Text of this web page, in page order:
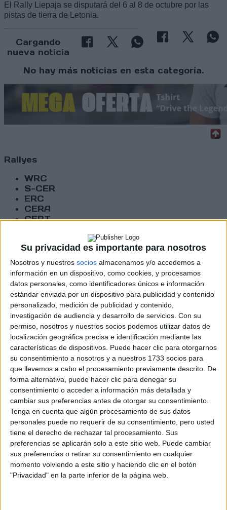
Su privacidad es importante para nosotros
Nosotros y nuestros socios almacenamos y/o accedemos a
información en un dispositivo, como cookies, y procesamos
datos personales, como identificadores únicos e información
estándar enviada por un dispositivo para publicidad y contenido
personalizado, medición de publicidad y contenido,
investigación de audiencia y desarrollo de servicios. Con su
permiso, nosotros y nuestros socios podemos utilizar datos de
localización geográfica precisa e identificación mediante las
características de dispositivos. Puede hacer clic para otorgarnos
su consentimiento a nosotros y a nuestros 1733 socios para
que llevemos a cabo el procesamiento previamente descrito. De
forma alternativa, puede hacer clic para denegar su
consentimiento o acceder a información más detallada y
cambiar sus preferencias antes de otorgar su consentimiento.
Tenga en cuenta que algún procesamiento de sus datos
personales puede no requerir de su consentimiento, pero usted
tiene el derecho de rechazar tal procesamiento. Sus
preferencias se aplicarán solo a este sitio web. Puede cambiar
sus preferencias o retirar su consentimiento en cualquier
momento volviendo a este sitio y haciendo clic en el botón
"Privacidad" en la parte inferior de la página web.
El Rally Liepaja se disputará del 6 al 8 de octubre por las
pistas de tierra de Letonia.
Cargando
nueva noticia
No hay más noticias en esta categoría.
Rallyes
WRC
S-CER
ERC
CERA
CERT
Campeonatos Autonómicos
Históricos
Dakar
RallyCross
Circuitos
F1
Fórmula E
F2 / F3 / F4
Resistencia
Indycar
Otros
Producto
Producto
Web pensada para poder ofrecer diferentes
productos propios y ajenos para que los
aficionados los puedan adquirir
Divulgación
Dossier